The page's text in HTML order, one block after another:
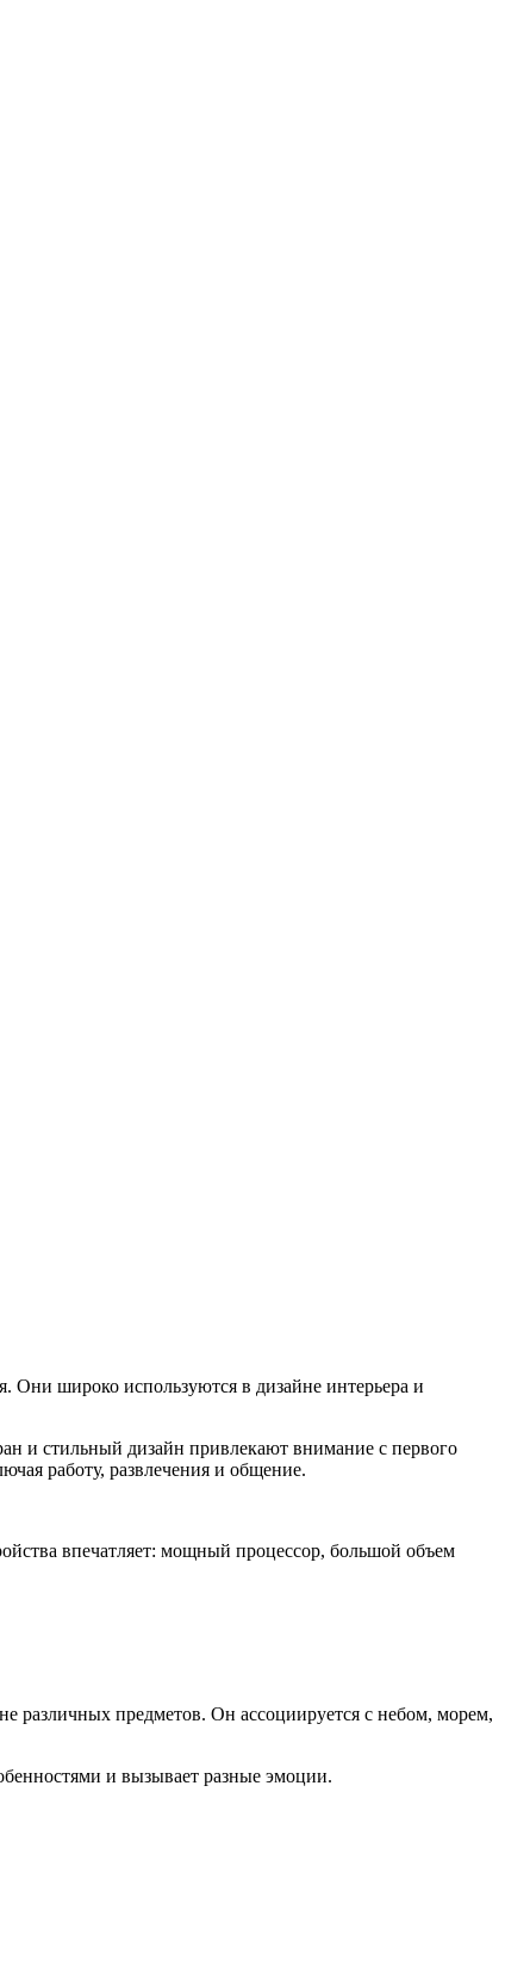
Они широко используются в дизайне интерьера и
и стильный дизайн привлекают внимание с первого
работу, развлечения и общение.
впечатляет: мощный процессор, большой объем
различных предметов. Он ассоциируется с небом, морем,
и вызывает разные эмоции.